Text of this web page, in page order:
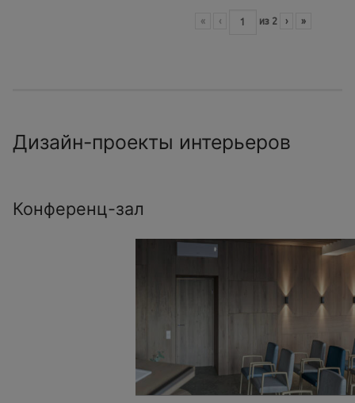
« ‹ из 2 › »
Дизайн-проекты интерьеров
Конференц-зал